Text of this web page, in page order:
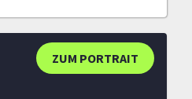
ZUM PORTRAIT